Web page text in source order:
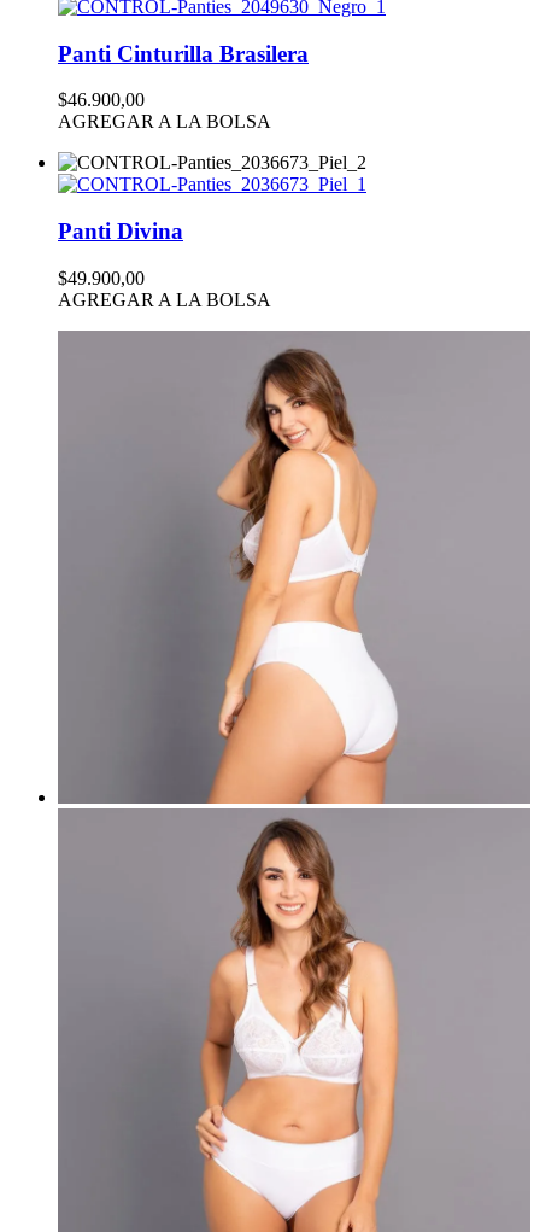
Panti Cinturilla Brasilera
$46.900,00
AGREGAR A LA BOLSA
Panti Divina
$49.900,00
AGREGAR A LA BOLSA